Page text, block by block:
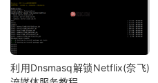
利用Dnsmasq解锁Netflix(奈飞)